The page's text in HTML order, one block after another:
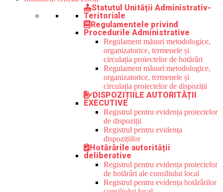
Statutul Unității Administrativ-
Teritoriale
Regulamentele privind
Procedurile Administrative
Regulament măsuri metodologice,
organizatorice, termenele și
circulația proiectelor de hotărâri
Regulament măsuri metodologice,
organizatorice, termenele și
circulația proiectelor de dispoziții
DISPOZIȚIILE AUTORITĂȚII
EXECUTIVE
Registrul pentru evidența proiectelor
de dispoziții
Registrul pentru evidența
dispozițiilor
Hotărârile autorității
deliberative
Registrul pentru evidența proiectelor
de hotărâri ale consiliului local
Registrul pentru evidența hotărârilor